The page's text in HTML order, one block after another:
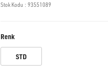
Stok Kodu
93551089
Renk
STD